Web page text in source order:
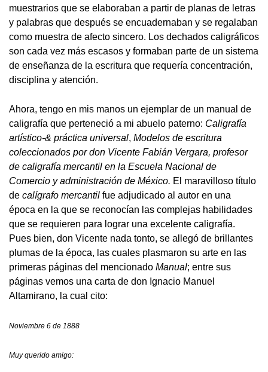
muestrarios que se elaboraban a partir de planas de letras
y palabras que después se encuadernaban y se regalaban
como muestra de afecto sincero. Los dechados caligráficos
son cada vez más escasos y formaban parte de un sistema
de enseñanza de la escritura que requería concentración,
disciplina y atención.
Ahora, tengo en mis manos un ejemplar de un manual de
caligrafía que perteneció a mi abuelo paterno: Caligrafía
artístico-& práctica universal, Modelos de escritura
coleccionados por don Vicente Fabián Vergara, profesor
de caligrafía mercantil en la Escuela Nacional de
Comercio y administración de México. El maravilloso título
de calígrafo mercantil fue adjudicado al autor en una
época en la que se reconocían las complejas habilidades
que se requieren para lograr una excelente caligrafía.
Pues bien, don Vicente nada tonto, se allegó de brillantes
plumas de la época, las cuales plasmaron su arte en las
primeras páginas del mencionado Manual; entre sus
páginas vemos una carta de don Ignacio Manuel
Altamirano, la cual cito:
Noviembre 6 de 1888
Muy querido amigo: